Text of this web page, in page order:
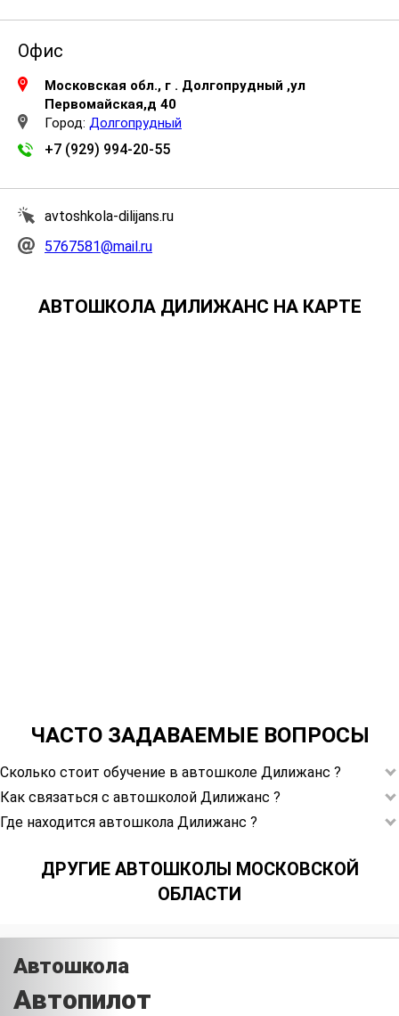
Офис
Московская обл., г . Долгопрудный ,ул
Первомайская,д 40
Город: Долгопрудный
+7 (929) 994-20-55
avtoshkola-dilijans.ru
5767581@mail.ru
АВТОШКОЛА ДИЛИЖАНС НА КАРТЕ
ЧАСТО ЗАДАВАЕМЫЕ ВОПРОСЫ
Сколько стоит обучение в автошколе Дилижанс ?
Как связаться с автошколой Дилижанс ?
Где находится автошкола Дилижанс ?
ДРУГИЕ АВТОШКОЛЫ МОСКОВСКОЙ
ОБЛАСТИ
Автошкола
Автопилот